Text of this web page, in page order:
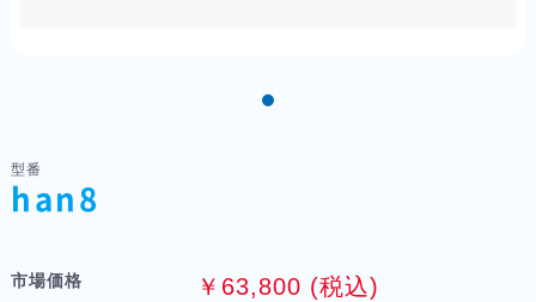
型番
han8
市場価格 ￥63,800 (税込)